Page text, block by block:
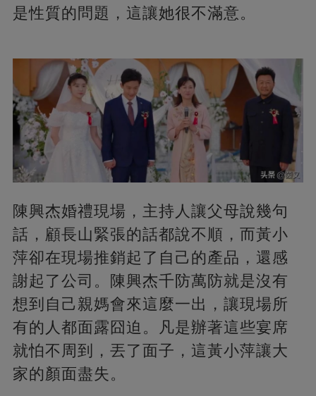
是性質的問題，這讓她很不滿意。
陳興杰婚禮現場，主持人讓父母說幾句
話，顧長山緊張的話都說不順，而黃小
萍卻在現場推銷起了自己的產品，還感
謝起了公司。陳興杰千防萬防就是沒有
想到自己親媽會來這麼一出，讓現場所
有的人都面露囧迫。凡是辦著這些宴席
就怕不周到，丟了面子，這黃小萍讓大
家的顏面盡失。